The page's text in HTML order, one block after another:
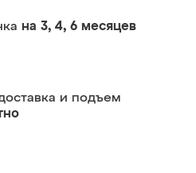
на 3, 4, 6 месяцев
и подъем